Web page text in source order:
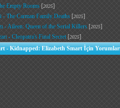
Empty Rooms [2025]
- The Carman Family Deaths [2025]
- Aileen: Queen of the Serial Killers [2025]
- Cleopatra's Final Secret[2025]
- Kidnapped: Elizabeth Smart İçin